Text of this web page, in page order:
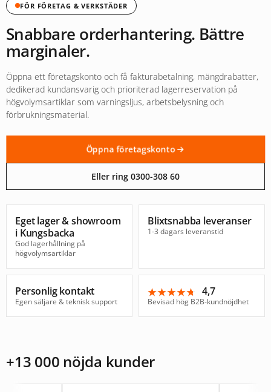
FÖR FÖRETAG & VERKSTÄDER
Snabbare orderhantering. Bättre
marginaler.
Öppna ett företagskonto och få fakturabetalning, mängdrabatter,
dedikerad kundansvarig och prioriterad lagerreservation på
högvolymsartiklar som varningsljus, arbetsbelysning och
förbrukningsmaterial.
Öppna företagskonto
Eller ring 0300-308 60
Eget lager & showroom
i Kungsbacka
God lagerhållning på
högvolymsartiklar
Blixtsnabba leveranser
1-3 dagars leveranstid
Personlig kontakt
Egen säljare & teknisk support
★★★★★
★★★★★ 4,7
Bevisad hög B2B-kundnöjdhet
+13 000 nöjda kunder